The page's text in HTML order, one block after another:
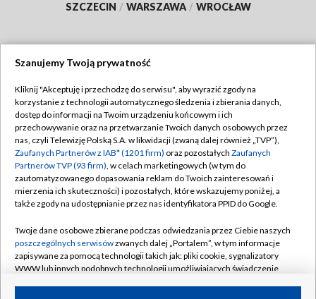
SZCZECIN / WARSZAWA / WROCŁAW
TVP
Abonament TVP
Emisja w TVP
Centrum informacji TVP
Naziemna Telewizja Cyfrowa
Rada Programowa
System NOS
Informacje o nadawcy
Regulamin TVP
Polityka prywatności
Moje zgody
Pomoc
Kontakt
Kanały
Szanujemy Twoją prywatność
Kliknij "Akceptuję i przechodzę do serwisu", aby wyrazić zgody na
korzystanie z technologii automatycznego śledzenia i zbierania danych,
dostęp do informacji na Twoim urządzeniu końcowym i ich
przechowywanie oraz na przetwarzanie Twoich danych osobowych przez
nas, czyli Telewizję Polską S.A. w likwidacji (zwaną dalej również „TVP”),
Zaufanych Partnerów z IAB* (1201 firm) oraz pozostałych Zaufanych
Partnerów TVP (93 firm), w celach marketingowych (w tym do
zautomatyzowanego dopasowania reklam do Twoich zainteresowań i
mierzenia ich skuteczności) i pozostałych, które wskazujemy poniżej, a
także zgody na udostępnianie przez nas identyfikatora PPID do Google.
Twoje dane osobowe zbierane podczas odwiedzania przez Ciebie naszych
poszczególnych serwisówzwanych dalej „Portalem”, w tym informacje
zapisywane za pomocą technologii takich jak: pliki cookie, sygnalizatory
WWW lub innych podobnych technologii umożliwiających świadczenie